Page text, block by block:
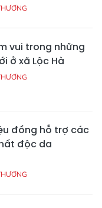
vui trong những
ở xã Lộc Hà
đồng hỗ trợ các
độc da